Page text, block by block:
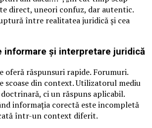
direct, uneori confuz, dar autentic.
între realitatea juridică și cea
informare și interpretare juridică
oferă răspunsuri rapide. Forumuri.
scoase din context. Utilizatorul mediu
ci un răspuns aplicabil.
informația corectă este incompletă
într-un context diferit.